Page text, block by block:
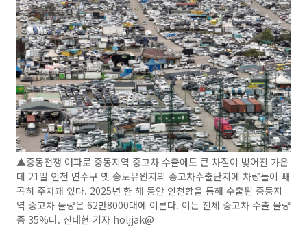
▲중동전쟁 여파로 중동지역 중고차 수출에도 큰 차질이 빚어진 가운
데 21일 인천 연수구 옛 송도유원지의 중고차수출단지에 차량들이 빼
곡히 주차돼 있다. 2025년 한 해 동안 인천항을 통해 수출된 중동지
역 중고차 물량은 62만8000대에 이른다. 이는 전체 중고차 수출 물량
중 35%다. 신태현 기자 holjjak@